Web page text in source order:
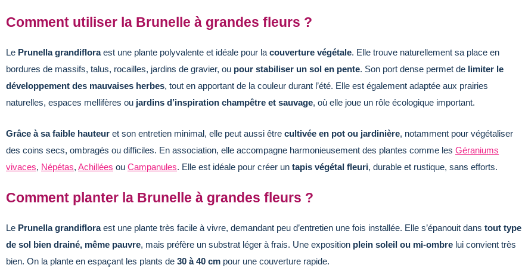
Comment utiliser la Brunelle à grandes fleurs ?
Le Prunella grandifloraest une plante polyvalente et idéale pour la couverture végétale. Elle trouve naturellement sa place en
bordures de massifs, talus, rocailles, jardins de gravier, ou pour stabiliser un sol en pente. Son port dense permet de limiter le
développement des mauvaises herbes, tout en apportant de la couleur durant l’été. Elle est également adaptée aux prairies
naturelles, espaces mellifères ou jardins d’inspiration champêtre et sauvage, où elle joue un rôle écologique important.
Grâce à sa faible hauteur et son entretien minimal, elle peut aussi être cultivée en pot ou jardinière, notamment pour végétaliser
des coins secs, ombragés ou difficiles. En association, elle accompagne harmonieusement des plantes comme les Géraniums
vivaces, Népétas, Achillées ou Campanules. Elle est idéale pour créer un tapis végétal fleuri, durable et rustique, sans efforts.
Comment planter la Brunelle à grandes fleurs ?
Le Prunella grandifloraest une plante très facile à vivre, demandant peu d’entretien une fois installée. Elle s’épanouit dans tout type
de sol bien drainé, même pauvre, mais préfère un substrat léger à frais. Une exposition plein soleil ou mi-ombre lui convient très
bien. On la plante en espaçant les plants de 30 à 40 cm pour une couverture rapide.